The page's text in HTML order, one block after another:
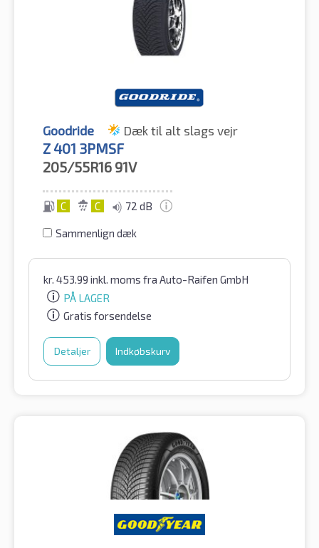
Goodride Dæk til alt slags vejr
Z 401 3PMSF
205/55R16 91V
C C 72 dB
Sammenlign dæk
kr. 453.99 inkl. moms fra Auto-Raifen GmbH
PÅ LAGER
Gratis forsendelse
Detaljer Indkøbskurv